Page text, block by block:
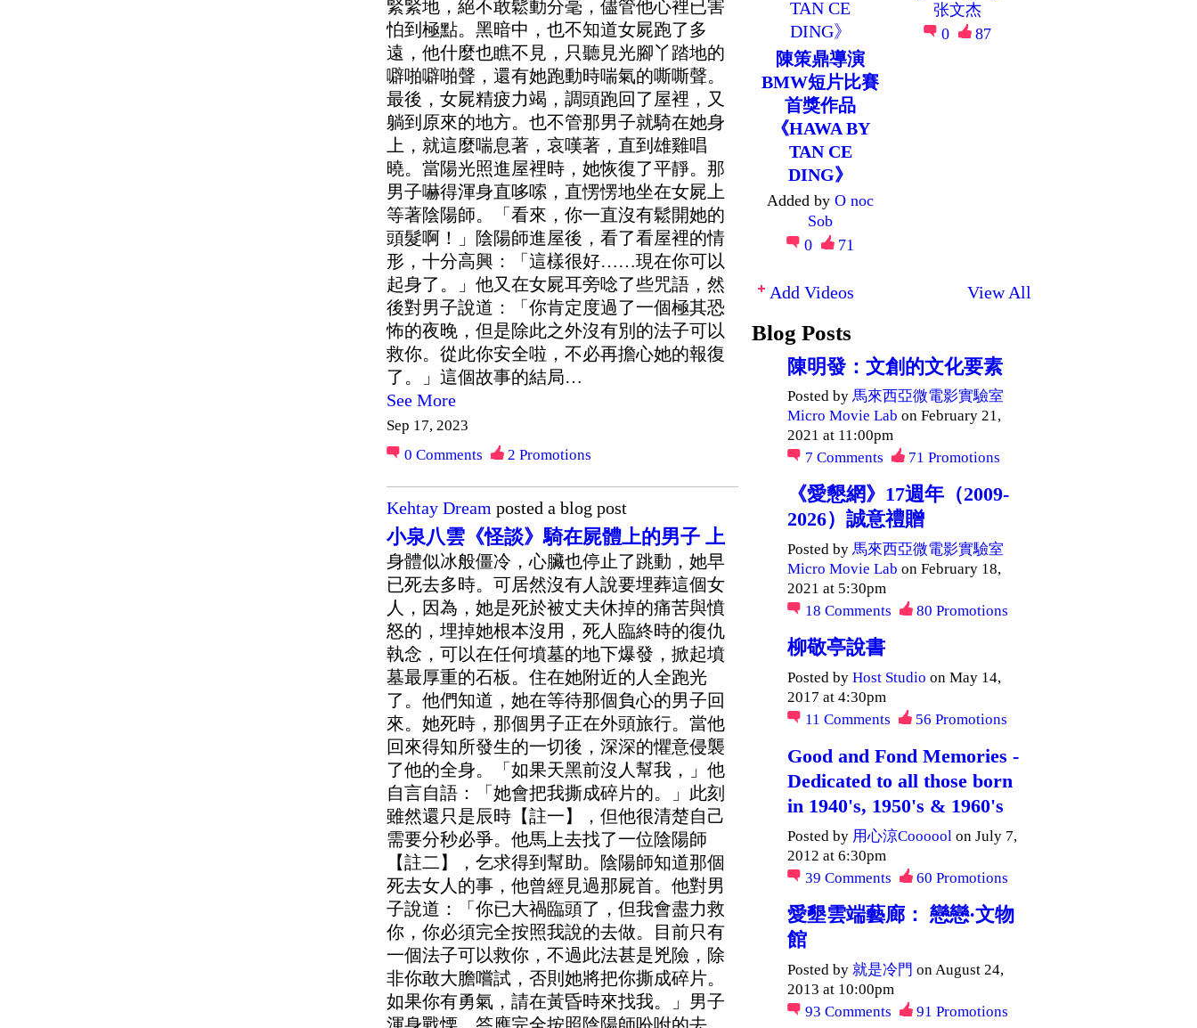
緊緊地，絕不敢鬆動分毫，儘管他心裡已害
怕到極點。黑暗中，也不知道女屍跑了多
遠，他什麼也瞧不見，只聽見光腳丫踏地的
噼啪噼啪聲，還有她跑動時喘氣的嘶嘶聲。
最後，女屍精疲力竭，調頭跑回了屋裡，又
躺到原來的地方。也不管那男子就騎在她身
上，就這麼喘息著，哀嘆著，直到雄雞唱
曉。當陽光照進屋裡時，她恢復了平靜。那
男子嚇得渾身直哆嗦，直愣愣地坐在女屍上
等著陰陽師。「看來，你一直沒有鬆開她的
頭髮啊！」陰陽師進屋後，看了看屋裡的情
形，十分高興：「這樣很好……現在你可以
起身了。」他又在女屍耳旁唸了些咒語，然
後對男子說道：「你肯定度過了一個極其恐
怖的夜晚，但是除此之外沒有別的法子可以
救你。從此你安全啦，不必再擔心她的報復
了。」這個故事的結局…
See More
Sep 17, 2023
0 Comments 2 Promotions
Kehtay Dream posted a blog post
小泉八雲《怪談》騎在屍體上的男子 上
身體似冰般僵冷，心臟也停止了跳動，她早
已死去多時。可居然沒有人說要埋葬這個女
人，因為，她是死於被丈夫休掉的痛苦與憤
怒的，埋掉她根本沒用，死人臨終時的復仇
執念，可以在任何墳墓的地下爆發，掀起墳
墓最厚重的石板。住在她附近的人全跑光
了。他們知道，她在等待那個負心的男子回
來。她死時，那個男子正在外頭旅行。當他
回來得知所發生的一切後，深深的懼意侵襲
了他的全身。「如果天黑前沒人幫我，」他
自言自語：「她會把我撕成碎片的。」此刻
雖然還只是辰時【註一】，但他很清楚自己
需要分秒必爭。他馬上去找了一位陰陽師
【註二】，乞求得到幫助。陰陽師知道那個
死去女人的事，他曾經見過那屍首。他對男
子說道：「你已大禍臨頭了，但我會盡力救
你，你必須完全按照我說的去做。目前只有
一個法子可以救你，不過此法甚是兇險，除
非你敢大膽嚐試，否則她將把你撕成碎片。
如果你有勇氣，請在黃昏時來找我。」男子
陳策鼎導演
BMW短片比賽
首獎作品
《HAWA BY
TAN CE
DING》
Added by O noc
Sob
0
71
张文杰
0
87
Add Videos View All
Blog Posts
陳明發：文創的文化要素
Posted by 馬來西亞微電影實驗室
Micro Movie Lab on February 21,
2021 at 11:00pm
7 Comments 71 Promotions
《愛懇網》17週年（2009-
2026）誠意禮贈
Posted by 馬來西亞微電影實驗室
Micro Movie Lab on February 18,
2021 at 5:30pm
18 Comments 80 Promotions
柳敬亭說書
Posted by Host Studio on May 14,
2017 at 4:30pm
11 Comments 56 Promotions
Good and Fond Memories -
Dedicated to all those born
in 1940's, 1950's & 1960's
Posted by 用心涼Coooool on July 7,
2012 at 6:30pm
39 Comments 60 Promotions
愛墾雲端藝廊： 戀戀·文物
館
Posted by 就是冷門 on August 24,
2013 at 10:00pm
93 Comments 91 Promotions